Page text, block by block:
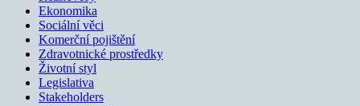
Ekonomika
Sociální věci
Komerční pojištění
Zdravotnické prostředky
Životní styl
Legislativa
Stakeholders